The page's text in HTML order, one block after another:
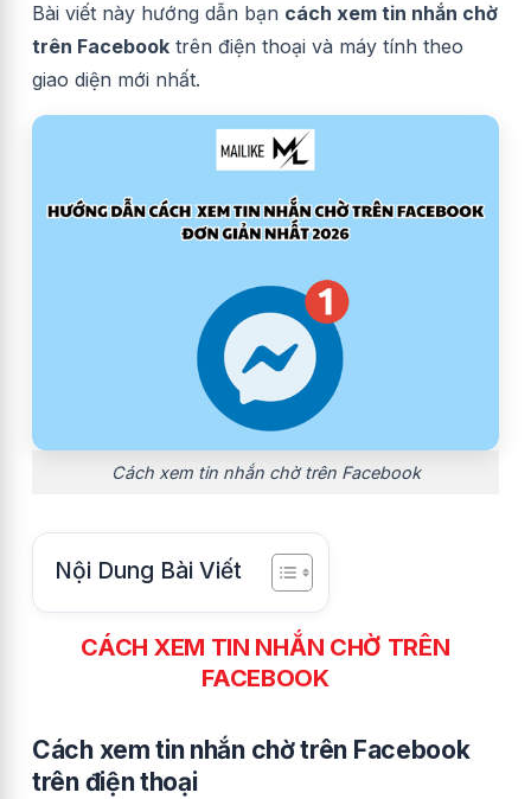
Bài viết này hướng dẫn bạn cách xem tin nhắn chờ
trên Facebook trên điện thoại và máy tính theo
giao diện mới nhất.
Cách xem tin nhắn chờ trên Facebook
Nội Dung Bài Viết
CÁCH XEM TIN NHẮN CHỜ TRÊN
FACEBOOK
Cách xem tin nhắn chờ trên Facebook
trên điện thoại